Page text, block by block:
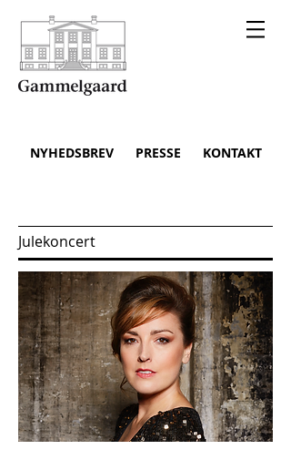
NYHEDSBREV PRESSE KONTAKT
Julekoncert